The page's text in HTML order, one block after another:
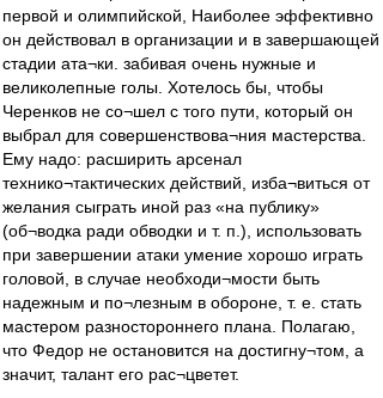
первой и олимпийской, Наиболее эффективно
он действовал в организации и в завершающей
стадии ата¬ки. забивая очень нужные и
великолепные голы. Хотелось бы, чтобы
Черенков не со¬шел с того пути, который он
выбрал для совершенствова¬ния мастерства.
Ему надо: расширить арсенал
технико¬тактических действий, изба¬виться от
желания сыграть иной раз «на публику»
(об¬водка ради обводки и т. п.), использовать
при завершении атаки умение хорошо играть
головой, в случае необходи¬мости быть
надежным и по¬лезным в обороне, т. е. стать
мастером разностороннего плана. Полагаю,
что Федор не остановится на достигну¬том, а
значит, талант его рас¬цветет.